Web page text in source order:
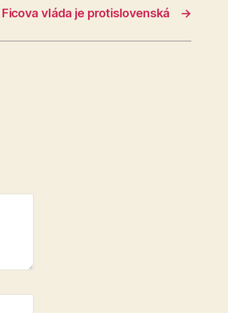
→
Ficova vláda je protislovenská